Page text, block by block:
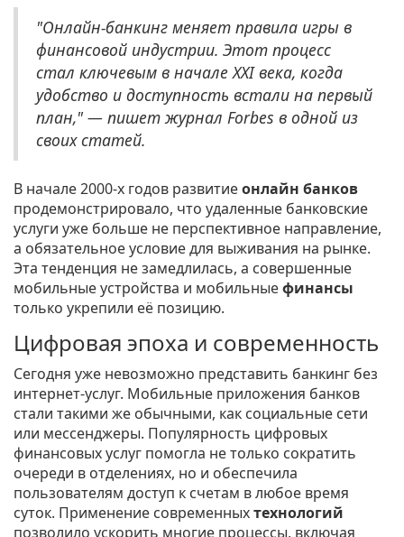
"Онлайн-банкинг меняет правила игры в
финансовой индустрии. Этот процесс
стал ключевым в начале XXI века, когда
удобство и доступность встали на первый
план," — пишет журнал Forbes в одной из
своих статей.
В начале 2000-х годов развитиеонлайн банков
продемонстрировало, что удаленные банковские
услуги уже больше не перспективное направление,
а обязательное условие для выживания на рынке.
Эта тенденция не замедлилась, а совершенные
мобильные устройства и мобильныефинансы
только укрепили её позицию.
Цифровая эпоха и современность
Сегодня уже невозможно представить банкинг без
интернет-услуг. Мобильные приложения банков
стали такими же обычными, как социальные сети
или мессенджеры. Популярность цифровых
финансовых услуг помогла не только сократить
очереди в отделениях, но и обеспечила
пользователям доступ к счетам в любое время
суток. Применение современныхтехнологий
позволило ускорить многие процессы, включая